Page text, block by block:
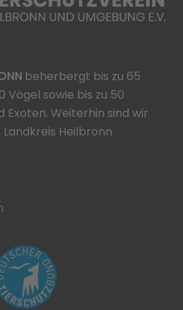
beherbergt bis zu 65
Vögel sowie bis zu 50
Exoten. Weiterhin sind wir
Heilbronn